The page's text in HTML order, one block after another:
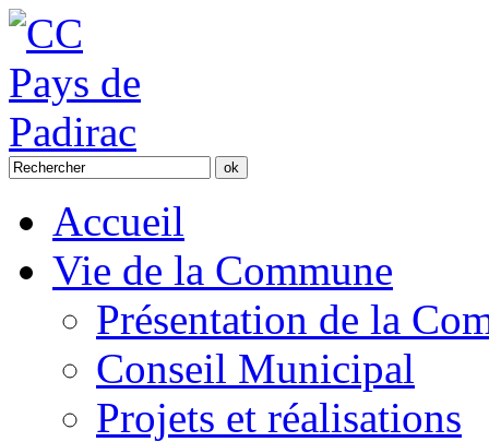
Accueil
Vie de la Commune
Présentation de la
Conseil Municipal
Projets et réalisations